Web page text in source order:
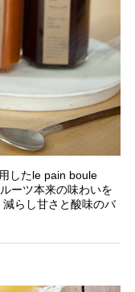
したle pain boule
ーツ本来の味わいを
らし甘さと酸味のバ